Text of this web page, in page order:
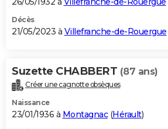
Décès
21/05/2023 à Villefranche-de-Rouergue
Suzette CHABBERT (87 ans)
Créer une cagnotte obsèques
Naissance
23/01/1936 à Montagnac(Hérault)